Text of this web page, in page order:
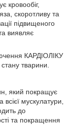
кровообіг,
скоротливу та
підвищеного
виявляє
КАРДІОЛІКУ
тварини.
який покращує
мускулатури,
до
та покращення